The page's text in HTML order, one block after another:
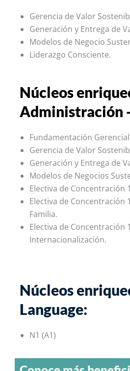
Gerencia de Valor
Generación y Entrega de
Modelos de Negocio
Liderazgo Consciente.
Núcleos
Administración
Fundamentación
Gerencia de Valor
Generación y Entrega de
Modelos de Negocios
Electiva de Concentración
Electiva de Concentración
Familia.
Electiva de Concentración
Internacionalización.
Núcleos
Language:
N1 (A1)